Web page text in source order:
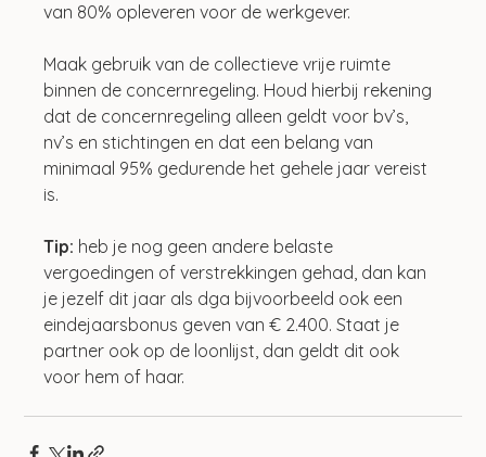
van 80% opleveren voor de werkgever.
Maak gebruik van de collectieve vrije ruimte
binnen de concernregeling. Houd hierbij rekening
dat de concernregeling alleen geldt voor bv’s,
nv’s en stichtingen en dat een belang van
minimaal 95% gedurende het gehele jaar vereist
is.
Tip: heb je nog geen andere belaste
vergoedingen of verstrekkingen gehad, dan kan
je jezelf dit jaar als dga bijvoorbeeld ook een
eindejaarsbonus geven van € 2.400. Staat je
partner ook op de loonlijst, dan geldt dit ook
voor hem of haar.